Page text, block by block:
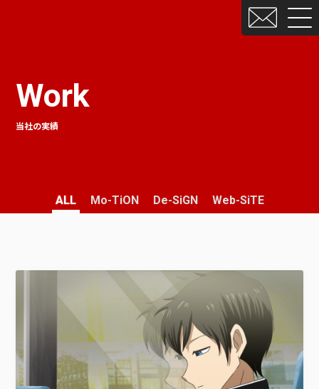
Work
当社の実績
ALL Mo-TiON De-SiGN Web-SiTE